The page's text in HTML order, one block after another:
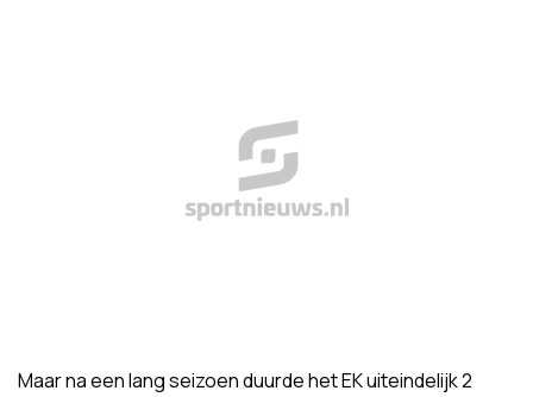
Maar na een lang seizoen duurde het EK uiteindelijk 2